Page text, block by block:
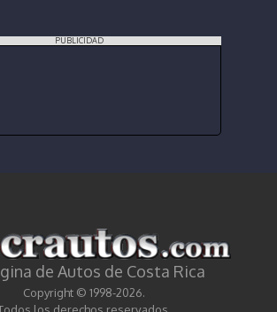
PUBLICIDAD
de Autos de Costa Rica
Copyright © 1998-2026.